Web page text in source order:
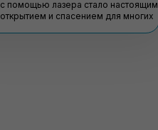
с помощью лазера стало настоящим
открытием и спасением для многих